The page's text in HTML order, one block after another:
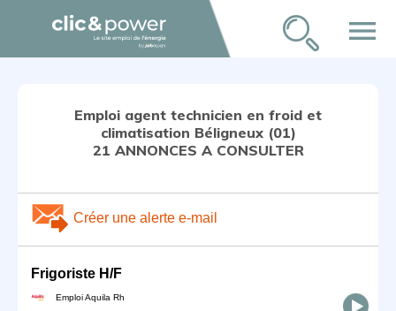
menu
Emploi agent technicien en froid et
climatisation Béligneux (01)
21 ANNONCES A CONSULTER
Créer une alerte e-mail
Frigoriste H/F
Emploi Aquila Rh